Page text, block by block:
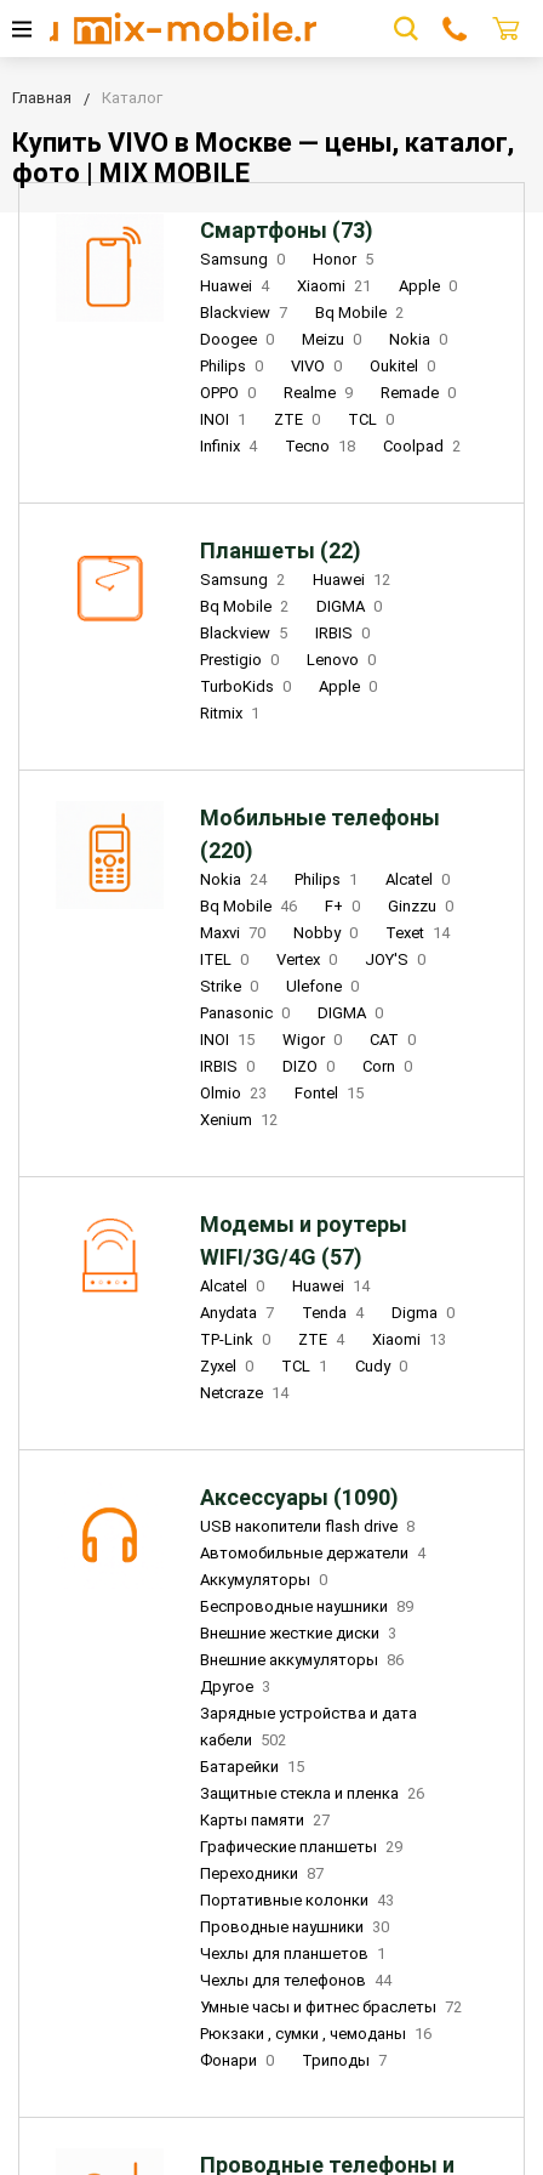
Главная Каталог
Купить VIVO в Москве — цены, каталог,
фото | MIX MOBILE
Смартфоны (73)
Samsung 0 Honor 5
Huawei 4 Xiaomi 21 Apple 0
Blackview 7 Bq Mobile 2
Doogee 0 Meizu 0 Nokia 0
Philips 0 VIVO 0 Oukitel
0
OPPO 0 Realme 9 Remade 0
INOI 1 ZTE 0 TCL 0
Infinix 4 Tecno 18 Coolpad 2
Планшеты (22)
Samsung 2 Huawei 12
Bq Mobile 2 DIGMA 0
Blackview 5 IRBIS 0
Prestigio 0 Lenovo 0
TurboKids 0 Apple 0
Ritmix 1
Мобильные телефоны
(220)
Nokia 24 Philips 1 Alcatel
0
Bq Mobile 46 F+ 0 Ginzzu 0
Maxvi 70 Nobby 0 Texet 14
ITEL 0 Vertex 0 JOY'S 0
Strike 0 Ulefone 0
Panasonic 0 DIGMA 0
INOI 15 Wigor 0 CAT 0
IRBIS 0 DIZO 0 Corn 0
Olmio 23 Fontel
15
Xenium 12
Модемы и роутеры
WIFI/3G/4G (57)
Alcatel 0 Huawei 14
Anydata 7 Tenda 4 Digma 0
TP-Link 0 ZTE 4 Xiaomi 13
Zyxel
0 TCL 1 Cudy 0
Netcraze 14
Аксессуары (1090)
USB накопители flash drive 8
Автомобильные держатели 4
Аккумуляторы 0
Беспроводные наушники 89
Внешние жесткие диски 3
Внешние аккумуляторы 86
Другое 3
Зарядные устройства и дата
кабели 502
Батарейки 15
Защитные стекла и пленка 26
Карты памяти 27
Графические планшеты 29
Переходники 87
Портативные колонки 43
Проводные наушники 30
Чехлы для планшетов 1
Чехлы для телефонов 44
Умные часы и фитнес браслеты 72
Рюкзаки , сумки , чемоданы 16
Фонари 0 Триподы 7
Проводные телефоны и